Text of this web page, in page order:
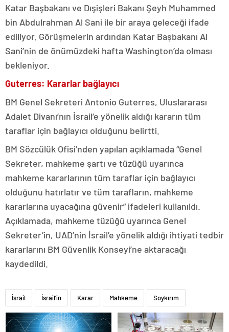
Katar Başbakanı ve Dışişleri Bakanı Şeyh Muhammed
bin Abdulrahman Al Sani ile bir araya geleceği ifade
ediliyor. Görüşmelerin ardından Katar Başbakanı Al
Sani’nin de önümüzdeki hafta Washington’da olması
bekleniyor.
Guterres: Kararlar bağlayıcı
BM Genel Sekreteri Antonio Guterres, Uluslararası
Adalet Divanı’nın İsrail’e yönelik aldığı kararın tüm
taraflar için bağlayıcı olduğunu belirtti.
BM Sözcülük Ofisi’nden yapılan açıklamada “Genel
Sekreter, mahkeme şartı ve tüzüğü uyarınca
mahkeme kararlarının tüm taraflar için bağlayıcı
olduğunu hatırlatır ve tüm tarafların, mahkeme
kararlarına uyacağına güvenir” ifadeleri kullanıldı.
Açıklamada, mahkeme tüzüğü uyarınca Genel
Sekreter’in, UAD’nin İsrail’e yönelik aldığı ihtiyati tedbir
kararlarını BM Güvenlik Konseyi’ne aktaracağı
kaydedildi.
İsrail İsrail’in Karar Mahkeme Soykırım